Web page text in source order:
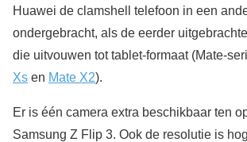
Huawei de clamshell telefoon in een
ondergebracht, als de eerder
die uitvouwen tot tablet-formaat (Mate-
Xs en Mate X2).
Er is één camera extra beschikbaar ten
Samsung Z Flip 3. Ook de resolutie is